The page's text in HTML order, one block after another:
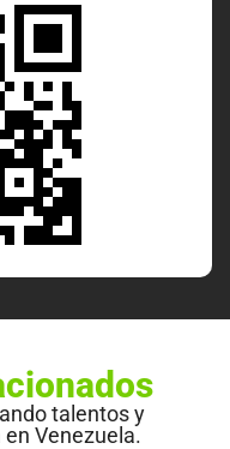
talentos y
Venezuela.